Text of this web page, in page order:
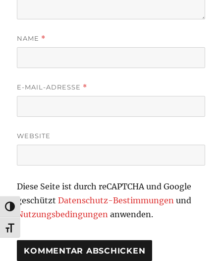
UMSCHALTEN AUF HOHE KONTRASTE
SCHRIFT VERGRÖSSERN
NAME *
E-MAIL-ADRESSE *
WEBSITE
Diese Seite ist durch reCAPTCHA und Google
geschütztDatenschutz-Bestimmungen und
Nutzungsbedingungen anwenden.